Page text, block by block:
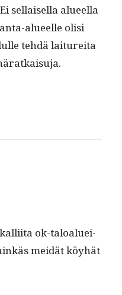
sel­l­aisel­la alueel­la
alueelle olisi
tehdä lai­ture­i­ta
ok-taloaluei­
mei­dät köy­hät